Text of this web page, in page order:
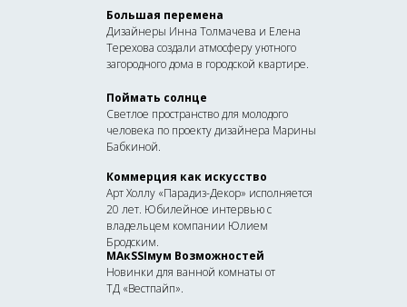
Коммерция как искусство
Арт Холлу «Парадиз-Декор» исполняется
20 лет. Юбилейное интервью с
владельцем компании Юлием
Бродским.
Поймать солнце
Светлое пространство для молодого
человека по проекту дизайнера Марины
Бабкиной.
MAкSSIмум Возможностей
Новинки для ванной комнаты от
ТД «Вестпайп».
Большая перемена
Дизайнеры Инна Толмачева и Елена
Терехова создали атмосферу уютного
загородного дома в городской квартире.